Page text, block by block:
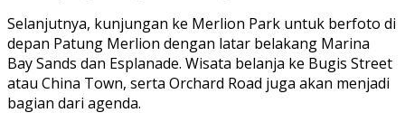
Selanjutnya, kunjungan ke Merlion Park untuk berfoto di
depan Patung Merlion dengan latar belakang Marina
Bay Sands dan Esplanade. Wisata belanja ke Bugis Street
atau China Town, serta Orchard Road juga akan menjadi
bagian dari agenda.